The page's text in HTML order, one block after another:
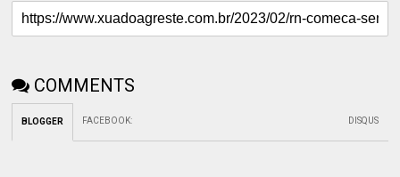
COMMENTS
BLOGGER FACEBOOK: DISQUS